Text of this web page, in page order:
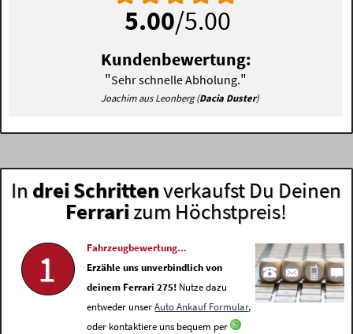
5.00/5.00
Kundenbewertung:
"Sehr schnelle Abholung."
Joachim aus Leonberg (Dacia Duster)
In drei Schrittenverkaufst Du Deinen
Ferrarizum Höchstpreis!
1
Fahrzeugbewertung...
Erzähle uns unverbindlich von
deinem Ferrari 275! Nutze dazu
entweder unserAuto Ankauf Formular,
oder kontaktiere uns bequem per